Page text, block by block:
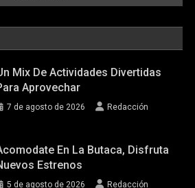
Mix De Actividades Divertidas
Aprovechar
7 de agosto de 2026 Redacción
En La Butaca, Disfruta
Estrenos
5 de agosto de 2026 Redacción